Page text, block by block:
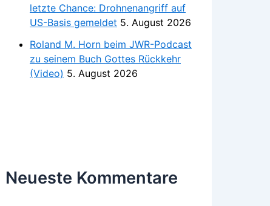
letzte Chance: Drohnenangriff auf
US-Basis gemeldet 5. August 2026
Roland M. Horn beim JWR-Podcast
zu seinem Buch Gottes Rückkehr
(Video) 5. August 2026
Neueste Kommentare